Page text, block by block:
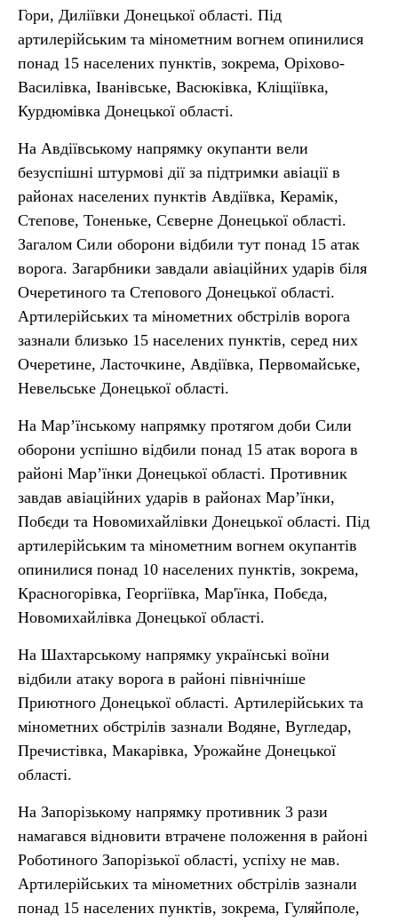
Гори, Диліївки Донецької області. Під
артилерійським та мінометним вогнем опинилися
понад 15 населених пунктів, зокрема, Оріхово-
Василівка, Іванівське, Васюківка, Кліщіївка,
Курдюмівка Донецької області.
На Авдіївському напрямку окупанти вели
безуспішні штурмові дії за підтримки авіації в
районах населених пунктів Авдіївка, Керамік,
Степове, Тоненьке, Сєверне Донецької області.
Загалом Сили оборони відбили тут понад 15 атак
ворога. Загарбники завдали авіаційних ударів біля
Очеретиного та Степового Донецької області.
Артилерійських та мінометних обстрілів ворога
зазнали близько 15 населених пунктів, серед них
Очеретине, Ласточкине, Авдіївка, Первомайське,
Невельське Донецької області.
На Мар’їнському напрямку протягом доби Сили
оборони успішно відбили понад 15 атак ворога в
районі Мар’їнки Донецької області. Противник
завдав авіаційних ударів в районах Мар’їнки,
Побєди та Новомихайлівки Донецької області. Під
артилерійським та мінометним вогнем окупантів
опинилися понад 10 населених пунктів, зокрема,
Красногорівка, Георгіївка, Мар'їнка, Побєда,
Новомихайлівка Донецької області.
На Шахтарському напрямку українські воїни
відбили атаку ворога в районі північніше
Приютного Донецької області. Артилерійських та
мінометних обстрілів зазнали Водяне, Вугледар,
Пречистівка, Макарівка, Урожайне Донецької
області.
На Запорізькому напрямку противник 3 рази
намагався відновити втрачене положення в районі
Роботиного Запорізької області, успіху не мав.
Артилерійських та мінометних обстрілів зазнали
понад 15 населених пунктів, зокрема, Гуляйполе,